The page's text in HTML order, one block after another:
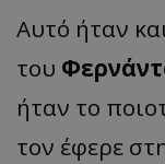
Αυτό ήταν
του
ήταν το
τον έφερε